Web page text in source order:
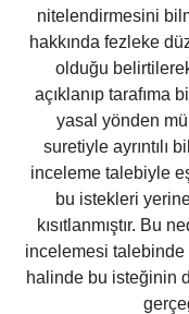
nitelendirmesini
hakkında fezleke
olduğu
açıklanıp tarafıma
yasal yönden
suretiyle ayrıntılı
inceleme talebiyle
bu istekleri
kısıtlanmıştır. Bu
incelemesi talebinde
halinde bu isteğinin